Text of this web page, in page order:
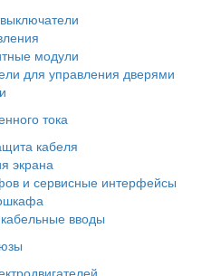
модули
для управления дверями
тока
кабеля
экрана
и сервисные интерфейсы
вводы